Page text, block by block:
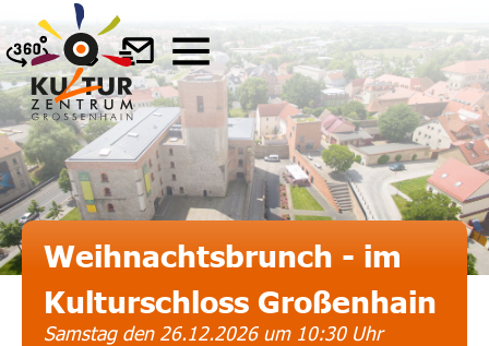
Weihnachtsbrunch - im
Kulturschloss Großenhain
Samstag den 26.12.2026 um 10:30 Uhr